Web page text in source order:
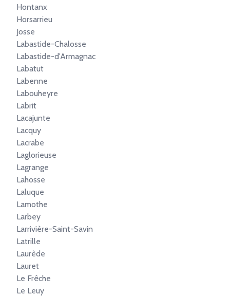
Hontanx
Horsarrieu
Josse
Labastide-Chalosse
Labastide-d'Armagnac
Labatut
Labenne
Labouheyre
Labrit
Lacajunte
Lacquy
Lacrabe
Laglorieuse
Lagrange
Lahosse
Laluque
Lamothe
Larbey
Larrivière-Saint-Savin
Latrille
Laurède
Lauret
Le Frêche
Le Leuy